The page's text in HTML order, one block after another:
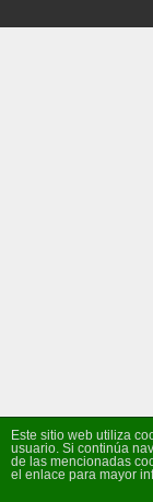
Este sitio web utiliza
usuario. Si continúa
de las mencionadas
el enlace para mayor